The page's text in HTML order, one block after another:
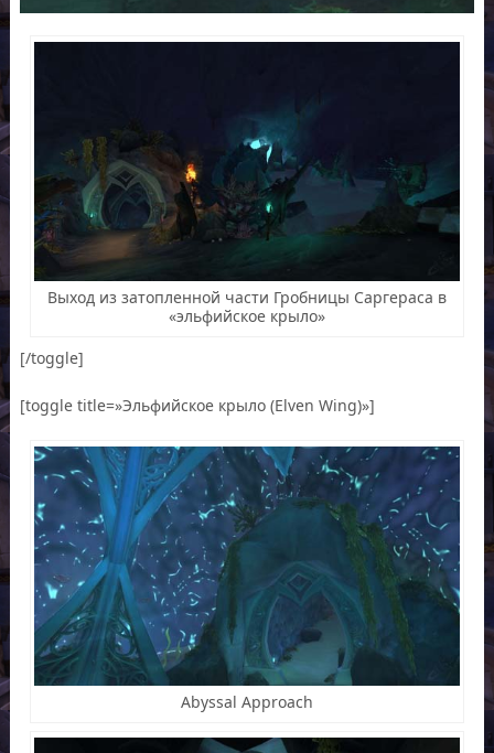
Выход из затопленной части Гробницы Саргераса в
«эльфийское крыло»
[/toggle]
[toggle title=»Эльфийское крыло (Elven Wing)»]
Abyssal Approach